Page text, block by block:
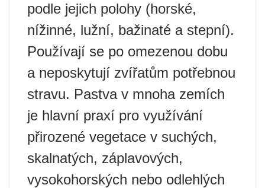
podle jejich polohy (horské,
nížinné, lužní, bažinaté a stepní).
Používají se po omezenou dobu
a neposkytují zvířatům potřebnou
stravu. Pastva v mnoha zemích
je hlavní praxí pro využívání
přirozené vegetace v suchých,
skalnatých, záplavových,
vysokohorských nebo odlehlých